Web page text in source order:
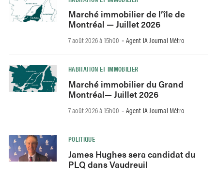
Marché immobilier de l’île de
Montréal — Juillet 2026
7 août 2026 à 15h00 - Agent IA Journal Métro
HABITATION ET IMMOBILIER
Marché immobilier du Grand
Montréal— Juillet 2026
7 août 2026 à 15h00 - Agent IA Journal Métro
POLITIQUE
James Hughes sera candidat du
PLQ dans Vaudreuil